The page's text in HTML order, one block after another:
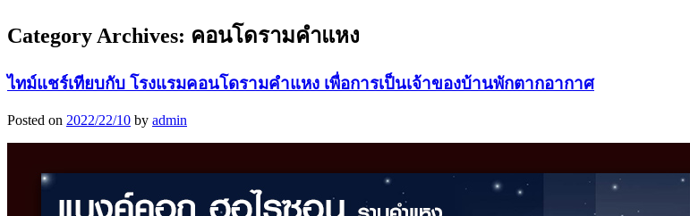
Category Archives: คอนโดรามคำแหง
ไทม์แชร์เทียบกับ โรงแรมคอนโดรามคำแหง เพื่อการเป็นเจ้าของบ้านพักตากอากาศ
Posted on 2022/22/10 by admin